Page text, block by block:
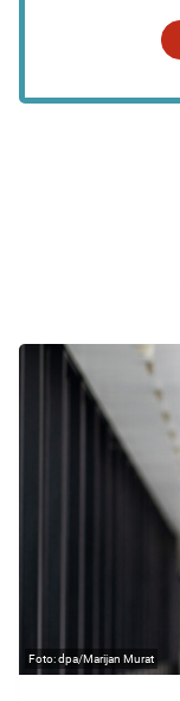
dpa/Marijan Murat